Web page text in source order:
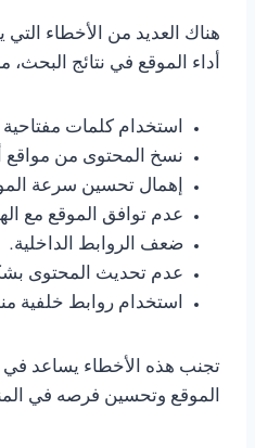
هناك العديد من الأخطاء
أداء الموقع في نتائج البحث،
استخدام كلمات
نسخ المحتوى من مواقع
إهمال تحسين سرعة
عدم توافق الموقع مع
ضعف الروابط الداخلية.
عدم تحديث المحتوى
استخدام روابط خلفية
تجنب هذه الأخطاء يساعد في
الموقع وتحسين فرصه في